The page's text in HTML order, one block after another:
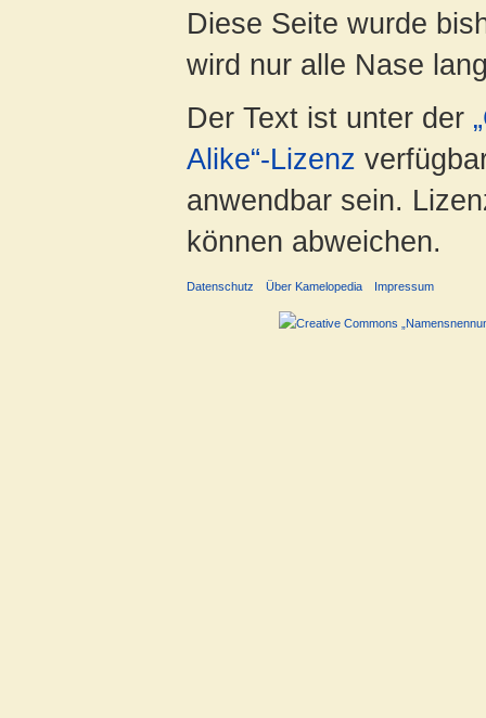
Diese Seite wurde
wird nur alle Nase
Der Text ist unter der
Alike“-Lizenz
anwendbar sein.
können abweichen.
Datenschutz Über Kamelopedia Impressum